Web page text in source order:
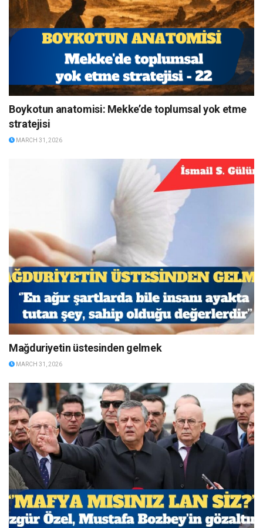
Boykotun anatomisi: Mekke’de toplumsal yok etme
stratejisi
MARCH 31, 2026
Mağduriyetin üstesinden gelmek
MARCH 31, 2026